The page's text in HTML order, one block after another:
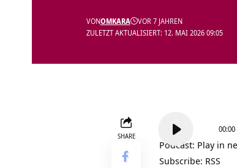
ZULETZT AKTUALISIERT: 12. MAI 2026 09:05
VONOMKARA VOR 7 JAHREN
SHARE
Player
00:00
Podcast: Play in
Subscribe: RSS